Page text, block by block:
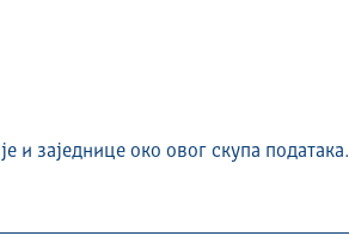
и заједнице око овог скупа података.